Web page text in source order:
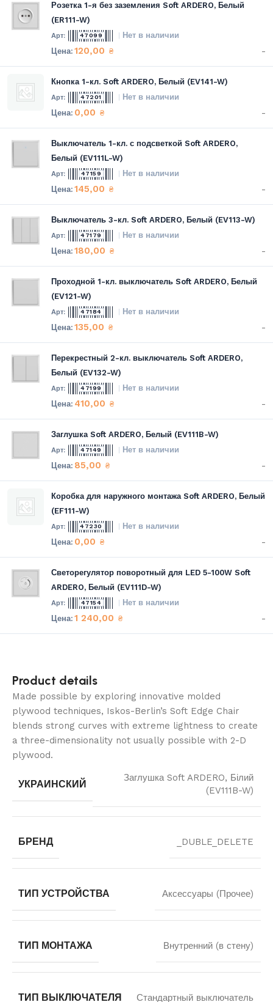
Розетка 1-я без заземления Soft ARDERO, Белый
(ER111-W)
47099 Нет в наличии
120,00 ₴ -
Кнопка 1-кл. Soft ARDERO, Белый (EV141-W)
47201 Нет в наличии
0,00 ₴ -
Выключатель 1-кл. с подсветкой Soft ARDERO,
Белый (EV111L-W)
47159 Нет в наличии
145,00 ₴ -
Выключатель 3-кл. Soft ARDERO, Белый (EV113-W)
47179 Нет в наличии
180,00 ₴ -
Проходной 1-кл. выключатель Soft ARDERO, Белый
(EV121-W)
47184 Нет в наличии
135,00 ₴ -
Перекрестный 2-кл. выключатель Soft ARDERO,
Белый (EV132-W)
47199 Нет в наличии
410,00 ₴ -
Заглушка Soft ARDERO, Белый (EV111B-W)
47149 Нет в наличии
85,00 ₴ -
Коробка для наружного монтажа Soft ARDERO, Белый
(EF111-W)
47230 Нет в наличии
0,00 ₴ -
Светорегулятор поворотный для LED 5-100W Soft
ARDERO, Белый (EV111D-W)
47154 Нет в наличии
1 240,00 ₴ -
Product details
Made possible by exploring innovative molded
plywood techniques, Iskos-Berlin’s Soft Edge Chair
blends strong curves with extreme lightness to create
a three-dimensionality not usually possible with 2-D
plywood.
УКРАИНСКИЙ
Заглушка Soft ARDERO, Білий
(EV111B-W)
БРЕНД _DUBLE_DELETE
ТИП УСТРОЙСТВА Аксессуары (Прочее)
ТИП МОНТАЖА Внутренний (в стену)
ТИП ВЫКЛЮЧАТЕЛЯ Стандартный выключатель